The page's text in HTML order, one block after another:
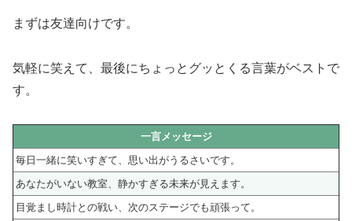
まずは友達向けです。
気軽に笑えて、最後にちょっとグッとくる言葉がベストで
す。
一言メッセージ
毎日一緒に笑いすぎて、思い出がうるさいです。
あなたがいない教室、静かすぎる未来が見えます。
目覚まし時計との戦い、次のステージでも頑張って。